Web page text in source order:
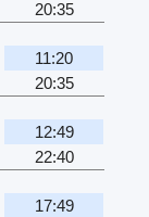
20:35
11:20
20:35
12:49
22:40
17:49